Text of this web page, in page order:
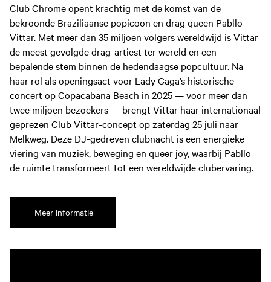
Club Chrome opent krachtig met de komst van de
bekroonde Braziliaanse popicoon en drag queen Pabllo
Vittar. Met meer dan 35 miljoen volgers wereldwijd is Vittar
de meest gevolgde drag-artiest ter wereld en een
bepalende stem binnen de hedendaagse popcultuur. Na
haar rol als openingsact voor Lady Gaga’s historische
concert op Copacabana Beach in 2025 — voor meer dan
twee miljoen bezoekers — brengt Vittar haar internationaal
geprezen Club Vittar-concept op zaterdag 25 juli naar
Melkweg. Deze DJ-gedreven clubnacht is een energieke
viering van muziek, beweging en queer joy, waarbij Pabllo
de ruimte transformeert tot een wereldwijde clubervaring.
Meer informatie